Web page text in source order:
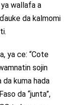
wallafa a
da kalmomi
ya ce: “Cote
sojin
da kuma hada
da “junta”,